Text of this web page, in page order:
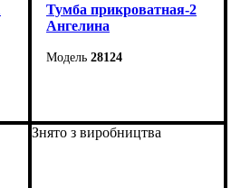
Тумба прикроватная-2
Ангелина
28124
Высота: 56 см
Глубина: 38 см
Знято з виробництва